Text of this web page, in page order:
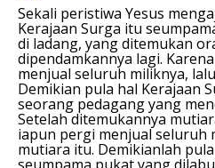
Sekali peristiwa Yesus
Kerajaan Surga itu
di ladang, yang ditemukan
dipendamkannya lagi.
menjual seluruh miliknya,
Demikian pula hal Kerajaan
seorang pedagang yang
Setelah ditemukannya
iapun pergi menjual seluruh
mutiara itu. Demikianlah